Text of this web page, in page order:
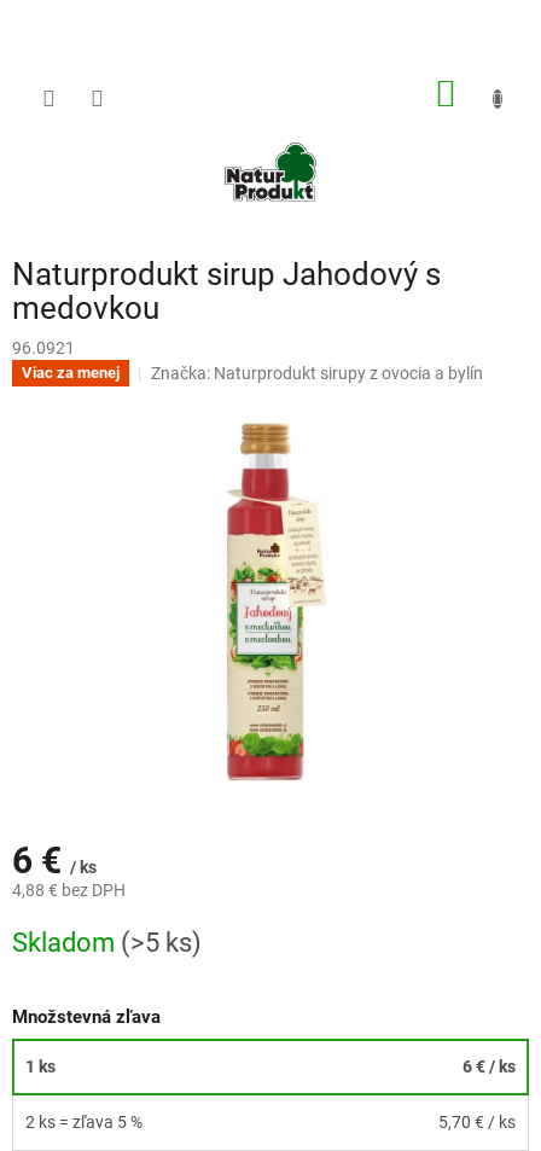
Naturprodukt sirup Jahodový s
medovkou
96.0921
Viac za menej Značka: Naturprodukt sirupy z ovocia a bylín
6 € / ks
4,88 € bez DPH
cena:
Skladom (>5 ks)
Množstevná zľava
1 ks 6 €/ ks
2 ks = zľava 5 % 5,70 € / ks